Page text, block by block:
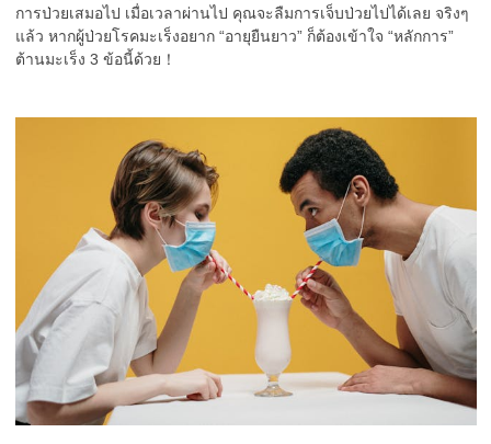
การป่วยเสมอไป เมื่อเวลาผ่านไป คุณจะลืมการเจ็บป่วยไปได้เลย จริงๆ
แล้ว หากผู้ป่วยโรคมะเร็งอยาก “อายุยืนยาว” ก็ต้องเข้าใจ “หลักการ”
ต้านมะเร็ง 3 ข้อนี้ด้วย！